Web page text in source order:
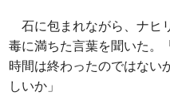
石に包まれながら、ナヒ
毒に満ちた言葉を聞いた。
時間は終わったのではない
しいか」